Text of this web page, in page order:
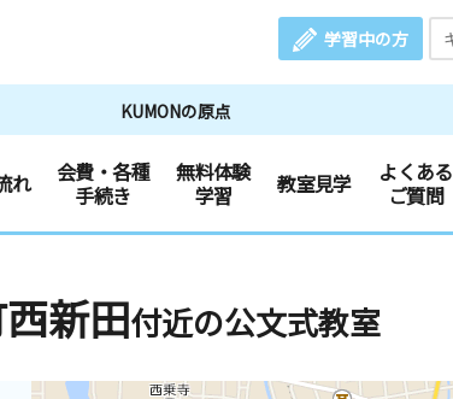
学習中の方
KUMONの原点
れ
会費・各種
手続き
無料体験
学習
教室見学
よくある
ご質問
新田付近の公文式教室